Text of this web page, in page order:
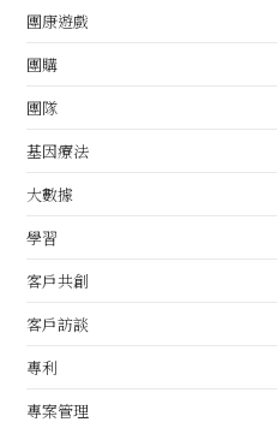
團康遊戲
團購
團隊
基因療法
大數據
學習
客戶共創
客戶訪談
專利
專案管理